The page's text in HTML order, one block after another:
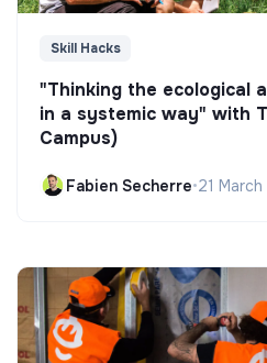
Skill Hacks
"Thinking the ecological
in a systemic way" with
Campus)
Fabien Secherre•21